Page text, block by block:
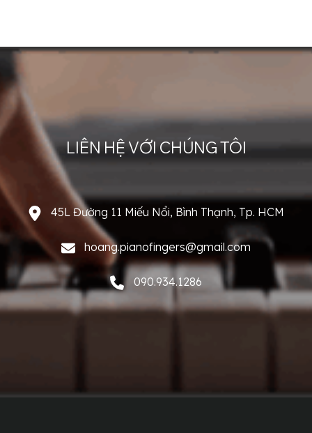
LIÊN HỆ VỚI CHÚNG TÔI
45L Đường 11 Miếu Nổi, Bình Thạnh, Tp. HCM
hoang.pianofingers@gmail.com
090.934.1286